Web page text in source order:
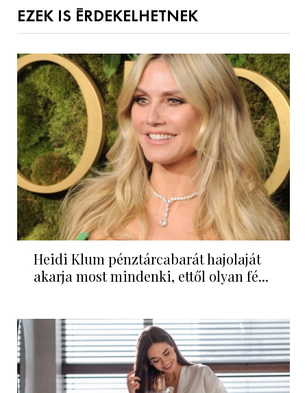
EZEK IS ÉRDEKELHETNEK
Heidi Klum pénztárcabarát hajolaját
akarja most mindenki, ettől olyan fé...